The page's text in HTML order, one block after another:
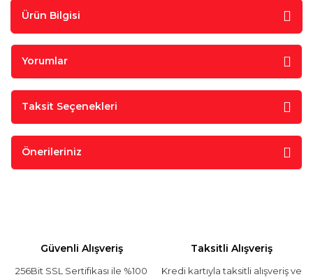
Ürün Bilgisi
Yorumlar
Taksit Seçenekleri
Önerileriniz
Güvenli Alışveriş
256Bit SSL Sertifikası ile %100
Taksitli Alışveriş
Kredi kartıyla taksitli alışveriş ve